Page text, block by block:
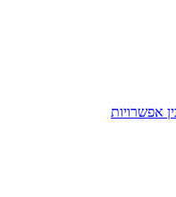
אפשרויות